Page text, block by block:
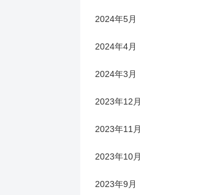
2024年5月
2024年4月
2024年3月
2023年12月
2023年11月
2023年10月
2023年9月